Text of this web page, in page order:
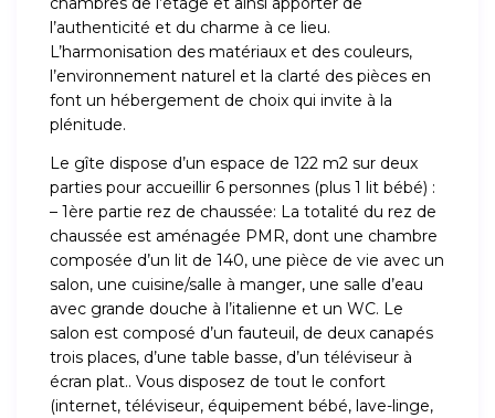
l’authenticité et du charme à ce lieu.
L’harmonisation des matériaux et des couleurs,
l’environnement naturel et la clarté des pièces en
font un hébergement de choix qui invite à la
plénitude.
Le gîte dispose d’un espace de 122 m2 sur deux
parties pour accueillir 6 personnes (plus 1 lit bébé) :
– 1ère partie rez de chaussée: La totalité du rez de
chaussée est aménagée PMR, dont une chambre
composée d’un lit de 140, une pièce de vie avec un
salon, une cuisine/salle à manger, une salle d’eau
avec grande douche à l’italienne et un WC. Le
salon est composé d’un fauteuil, de deux canapés
trois places, d’une table basse, d’un téléviseur à
écran plat.. Vous disposez de tout le confort
(internet, téléviseur, équipement bébé, lave-linge,